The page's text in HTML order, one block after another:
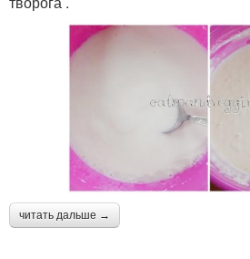
читать дальше →